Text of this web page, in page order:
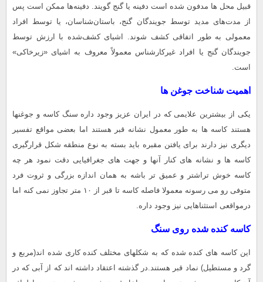
قبیل محل ها مدفون شده است دفینه یا گنج گویند. دفینه‌ها ممکن است پس
از مدت‌های مدید توسط جویندگان گنج، باستان‌شناسان، یا توسط افراد
معمولی به طور اتفاقی کشف شوند. اشیای کشف‌شده با ارزش توسط
جویندگان گنج یا افراد غیرکارشناس معمولاً معروف به اشیای «زیرخاکی»
است.
اهمیت شناخت جوغن ها
یکی از بیشترین علایمی که در ایران عزیز وجود داره سنگ کاسه و جوغنها
هستند کاسه ها به طور معمول نشانه قبر هستند اما بعضی مواقع تفسیر
دیگری نیز دارند برای یافتن مقبره باید بسته به نوع منطقه شکل قرارگیری
کاسه ها و نشانه های کنار آنها و جهت های جغرافیایی دقت نمود هر چه
کاسه خوش تراشتر و عمیق تر باشه به همان اندازه بزرگی و ثروت فرد
متوفی رو می رسونه معمولا فاصله کاسه تا قبر از ۱۰ متر تجاوز نمی کنه اما
درمواقعی استثناهایی نیز وجود داره.
کاسه کنده شده روی سنگ
این کاسه های کنده شده که به شکلهای مختلف کنده کاری شده اند(مربع و
گرد و مستطیل) نماد قبر هستند.در گذشته اعتقاد داشته اند که از آبی که در